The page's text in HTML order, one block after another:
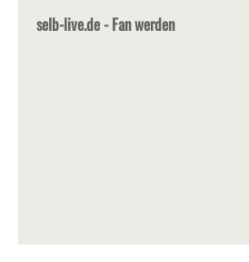
selb-live.de - Fan werden